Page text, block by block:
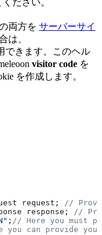
両方を サーバーサイ
は、
できます。このヘル
visitor code を
を作成します。
request ; //
response ; //
; // Here you must
you can provide